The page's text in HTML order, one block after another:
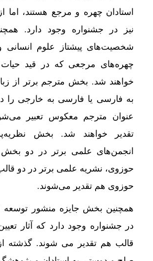
استادان چهره و مرجع هستند، اما از
نیز در جشنواره وجود دارد.
شخصیت‌های پیشتاز علوم انسانی
چهره‌های مرجعی که در قید حیات
خواهند شد. بخش مترجم برتر از
به فارسی یا فارسی به خارجی را
عنوان مترجم معکوس تعبیر
تقدیر خواهند شد. بخش
انجمن‌های علمی برتر در دو
حوزوی، نشریه علمی برتر در دو
حوزوی هم تقدیر می‌شوند.
همچنین بخش جایزه منشور توسعه
در جشنواره وجود دارد که آثار
قالب هم تقدیر می شوند. گذشته از